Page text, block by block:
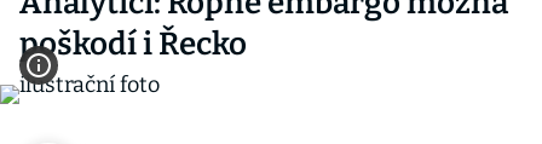
poškodí i Řecko